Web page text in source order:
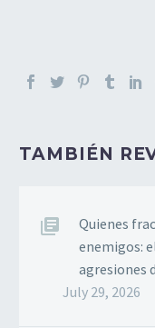
TAMBIÉN
Quienes
enemigos:
agresiones
July 29, 2026